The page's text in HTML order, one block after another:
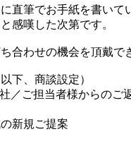
直筆でお手紙を書いて
感嘆した次第です。
合わせの機会を頂戴で
下、商談設定）
／ご担当者様からのご
新規ご提案